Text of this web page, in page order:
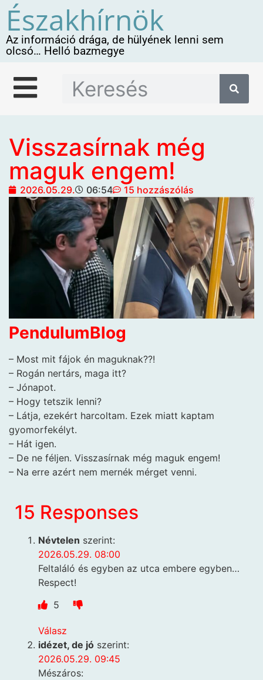
Északhírnök
Az információ drága, de hülyének lenni sem
olcsó… Helló bazmegye
Visszasírnak még
maguk engem!
2026.05.29. 06:54 15 hozzászólás
PendulumBlog
– Most mit fájok én maguknak??!
– Rogán nertárs, maga itt?
– Jónapot.
– Hogy tetszik lenni?
– Látja, ezekért harcoltam. Ezek miatt kaptam
gyomorfekélyt.
– Hát igen.
– De ne féljen. Visszasírnak még maguk engem!
– Na erre azért nem mernék mérget venni.
15 Responses
Névtelen szerint:
2026.05.29. 08:00
Feltaláló és egyben az utca embere egyben…
Respect!
5
Válasz
idézet, de jó szerint:
2026.05.29. 09:45
Mészáros: